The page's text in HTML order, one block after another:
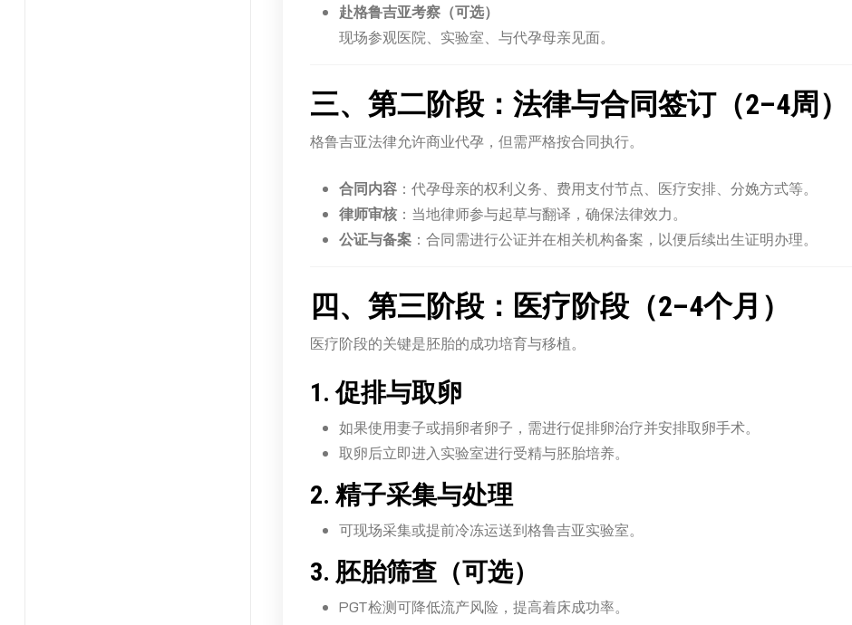
赴格鲁吉亚考察（可选）
现场参观医院、实验室、与代孕母亲见面。
三、第二阶段：法律与合同签订（2–4周）
格鲁吉亚法律允许商业代孕，但需严格按合同执行。
合同内容：代孕母亲的权利义务、费用支付节点、医疗安排、分娩方式等。
律师审核：当地律师参与起草与翻译，确保法律效力。
公证与备案：合同需进行公证并在相关机构备案，以便后续出生证明办理。
四、第三阶段：医疗阶段（2–4个月）
医疗阶段的关键是胚胎的成功培育与移植。
1. 促排与取卵
如果使用妻子或捐卵者卵子，需进行促排卵治疗并安排取卵手术。
取卵后立即进入实验室进行受精与胚胎培养。
2. 精子采集与处理
可现场采集或提前冷冻运送到格鲁吉亚实验室。
3. 胚胎筛查（可选）
PGT检测可降低流产风险，提高着床成功率。